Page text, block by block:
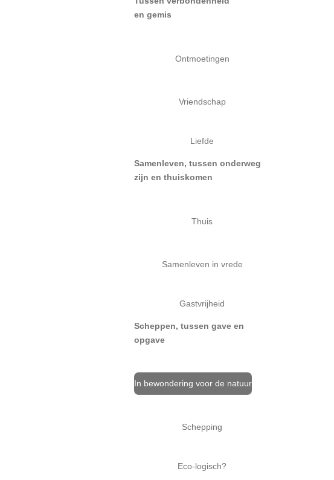
en gemis
Ontmoetingen
Vriendschap
Liefde
Samenleven, tussen onderweg
zijn en thuiskomen
Thuis
Samenleven in vrede
Gastvrijheid
Scheppen, tussen gave en
opgave
In bewondering voor de natuur
Schepping
Eco-logisch?